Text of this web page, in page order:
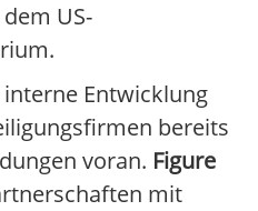
US-
Entwicklung
bereits
voran. Figure
mit